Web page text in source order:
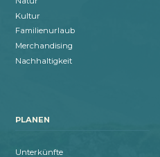
Kultur
Familienurlaub
Merchandising
Nachhaltigkeit
PLANEN
Unterkünfte